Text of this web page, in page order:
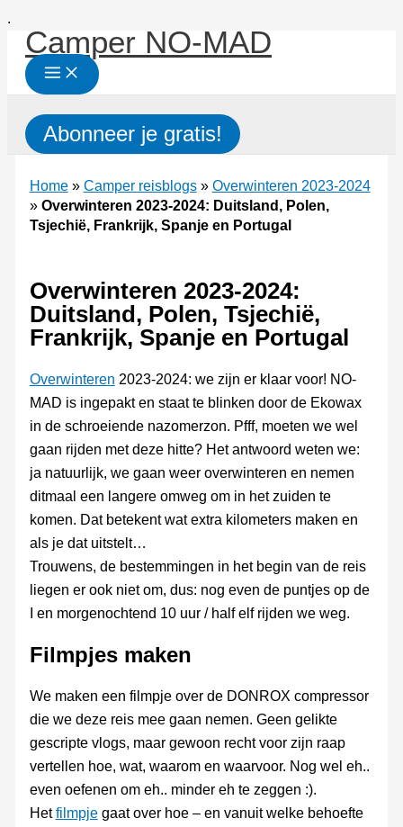
.
naar
inhoud
Camper NO-MAD
Abonneer je gratis!
Home» Camper reisblogs» Overwinteren 2023-2024
» Overwinteren 2023-2024: Duitsland, Polen,
Tsjechië, Frankrijk, Spanje en Portugal
Overwinteren 2023-2024:
Duitsland, Polen, Tsjechië,
Frankrijk, Spanje en Portugal
Overwinteren 2023-2024: we zijn er klaar voor! NO-
MAD is ingepakt en staat te blinken door de Ekowax
in de schroeiende nazomerzon. Pfff, moeten we wel
gaan rijden met deze hitte? Het antwoord weten we:
ja natuurlijk, we gaan weer overwinteren en nemen
ditmaal een langere omweg om in het zuiden te
komen. Dat betekent wat extra kilometers maken en
als je dat uitstelt…
Trouwens, de bestemmingen in het begin van de reis
liegen er ook niet om, dus: nog even de puntjes op de
I en morgenochtend 10 uur / half elf rijden we weg.
Filmpjes maken
We maken een filmpje over de DONROX compressor
die we deze reis mee gaan nemen. Geen gelikte
gescripte vlogs, maar gewoon recht voor zijn raap
vertellen hoe, wat, waarom en waarvoor. Nog wel eh..
even oefenen om eh.. minder eh te zeggen :).
Hetfilmpjegaat over hoe – en vanuit welke behoefte